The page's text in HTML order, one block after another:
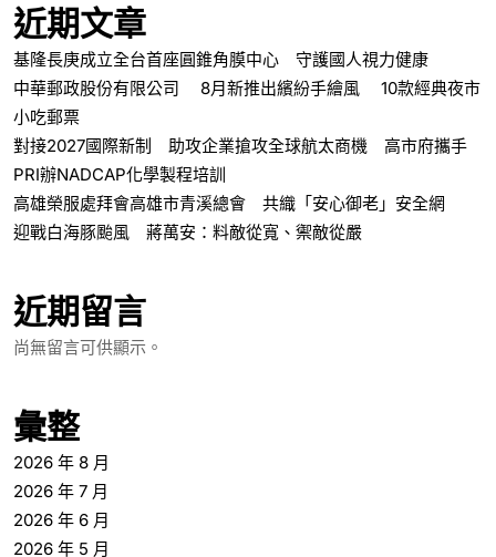
近期文章
基隆長庚成立全台首座圓錐角膜中心 守護國人視力健康
中華郵政股份有限公司 8月新推出繽紛手繪風 10款經典夜市
小吃郵票
對接2027國際新制 助攻企業搶攻全球航太商機 高市府攜手
PRI辦NADCAP化學製程培訓
高雄榮服處拜會高雄市青溪總會 共織「安心御老」安全網
迎戰白海豚颱風 蔣萬安：料敵從寬、禦敵從嚴
近期留言
尚無留言可供顯示。
彙整
2026 年 8 月
2026 年 7 月
2026 年 6 月
2026 年 5 月